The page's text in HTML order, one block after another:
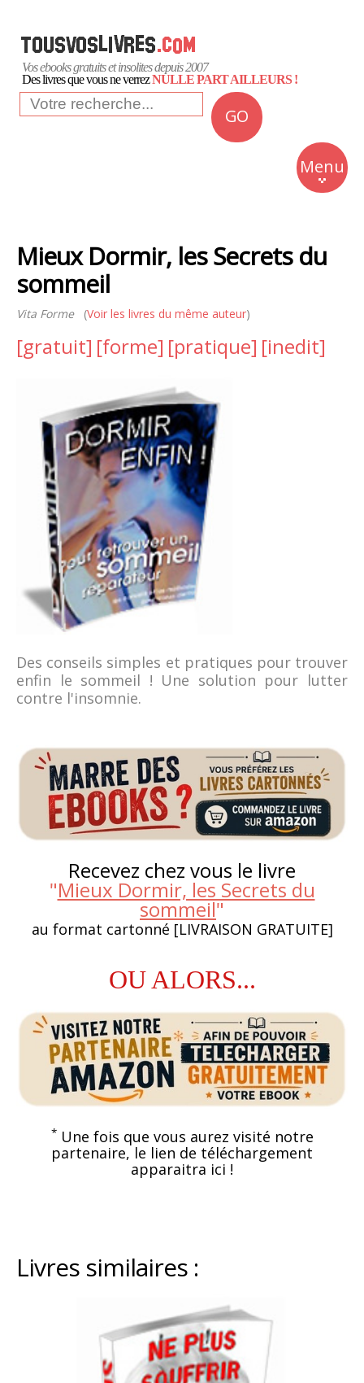
Vos ebooks gratuits et insolites depuis 2007
Des livres que vous ne verrezNULLE PART AILLEURS !
GO
Menu
Insolite
Business
Culture
Mieux Dormir, les Secrets du
sommeil
Vita Forme(Voir les livres du même auteur)
[gratuit] [forme] [pratique] [inedit]
Des conseils simples et pratiques pour trouver
enfin le sommeil ! Une solution pour lutter
contre l'insomnie.
Recevez chez vous le livre
"Mieux Dormir, les Secrets du
sommeil"
au format cartonné [LIVRAISON GRATUITE]
OU ALORS...
*Une fois que vous aurez visité notre
partenaire, le lien de téléchargement
apparaitra ici !
Livres similaires :